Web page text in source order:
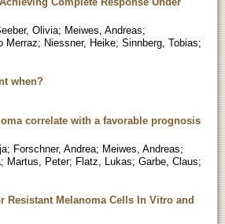
Olivia; Meiwes, Andreas;
Merraz; Niessner, Heike; Sinnberg, Tobias;
when?
correlate with a favorable prognosis
; Forschner, Andrea; Meiwes, Andreas;
; Martus, Peter; Flatz, Lukas; Garbe, Claus;
Melanoma Cells In Vitro and